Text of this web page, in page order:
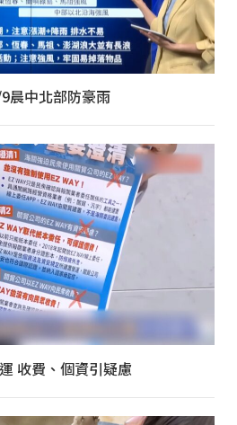
晨中北部防豪雨
收費、個資引疑慮